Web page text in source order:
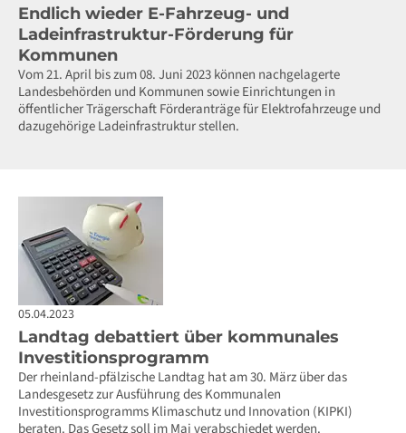
Endlich wieder E-Fahrzeug- und
Ladeinfrastruktur-Förderung für
Kommunen
Vom 21. April bis zum 08. Juni 2023 können nachgelagerte
Landesbehörden und Kommunen sowie Einrichtungen in
öffentlicher Trägerschaft Förderanträge für Elektrofahrzeuge und
dazugehörige Ladeinfrastruktur stellen.
05.04.2023
Landtag debattiert über kommunales
Investitionsprogramm
Der rheinland-pfälzische Landtag hat am 30. März über das
Landesgesetz zur Ausführung des Kommunalen
Investitionsprogramms Klimaschutz und Innovation (KIPKI)